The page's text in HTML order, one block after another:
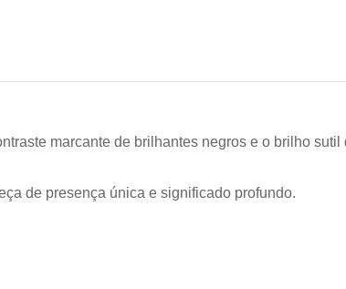
marcante de brilhantes negros e o brilho sutil
de presença única e significado profundo.